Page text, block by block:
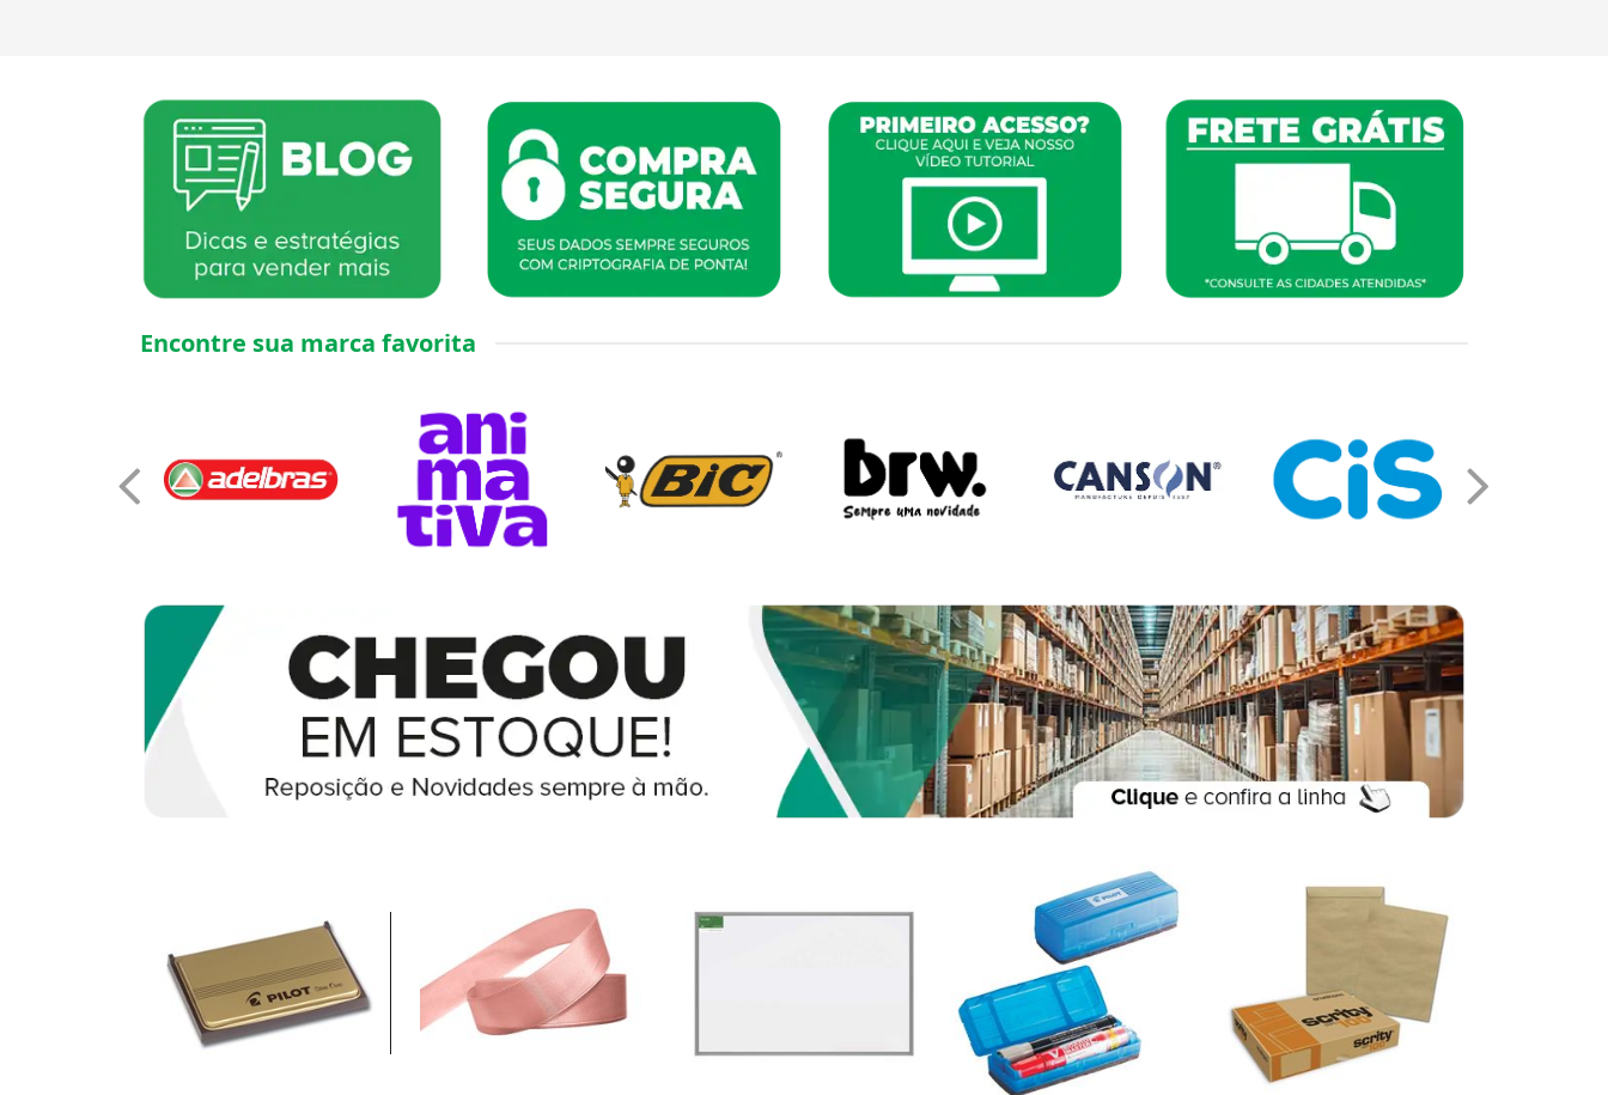
Encontre sua marca favorita